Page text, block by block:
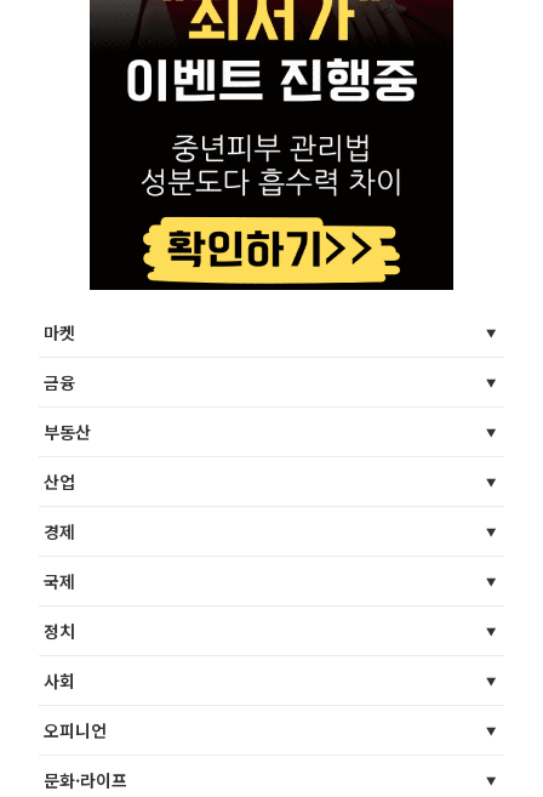
마켓
금융
부동산
산업
경제
국제
정치
사회
오피니언
문화·라이프